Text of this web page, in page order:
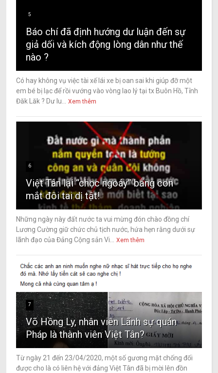
5
Báo chí đã định hướng dư luận đến sự
giả dối và kích động lòng dân như thế
nào ?
Có hay không vụ việc tài xế lái xe bị oan sai khi giúp đỡ một
em bé bị lạc để rồi vướng vào vòng lao lý tại tx Buôn Hồ, Tỉnh
Đăk Lăk ? Dư lu...
Xem thêm
6
Việt Tân lại “chọc ngoáy” bằng con
mắt đôi tai dị tật!
Những ngày này đất nước ta vui mừng đón chào đồng chí
Lương Cường giữ chức chủ tịch nước, hứa hẹn rằng dưới sự
lãnh đạo của Đảng Cộng sản Vi...
Xem thêm
7
Võ Hồng Ly, nhân viên Lãnh sự quán
Pháp là thành viên Việt Tân?
Từ ngày 21 đến 23/04/2020, một số gương mặt chống đối
được cho là có liên hệ với đảng Việt Tân đã bị mời lên đồn